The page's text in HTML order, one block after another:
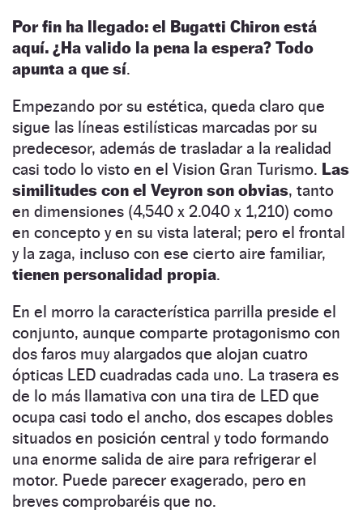
Por fin ha llegado: el Bugatti Chiron está
aquí. ¿Ha valido la pena la espera? Todo
apunta a que sí.
Empezando por su estética, queda claro que
sigue las líneas estilísticas marcadas por su
predecesor, además de trasladar a la realidad
casi todo lo visto en el Vision Gran Turismo. Las
similitudes con el Veyron son obvias, tanto
en dimensiones (4,540 x 2.040 x 1,210) como
en concepto y en su vista lateral; pero el frontal
y la zaga, incluso con ese cierto aire familiar,
tienen personalidad propia.
En el morro la característica parrilla preside el
conjunto, aunque comparte protagonismo con
dos faros muy alargados que alojan cuatro
ópticas LED cuadradas cada uno. La trasera es
de lo más llamativa con una tira de LED que
ocupa casi todo el ancho, dos escapes dobles
situados en posición central y todo formando
una enorme salida de aire para refrigerar el
motor. Puede parecer exagerado, pero en
breves comprobaréis que no.